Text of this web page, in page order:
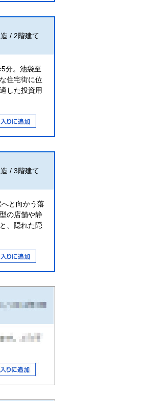
/ 2階建て
分。池袋至
住宅街に位
した投資用
/ 3階建て
と向かう落
の店舗や静
、隠れた隠